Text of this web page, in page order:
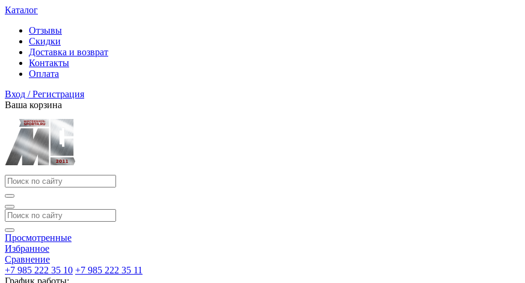
Каталог
Отзывы
Скидки
Доставка и возврат
Контакты
Оплата
Вход / Регистрация
Ваша корзина
Просмотренные
Избранное
Сравнение
+7 985 222 35 10 +7 985 222 35 11
График работы: